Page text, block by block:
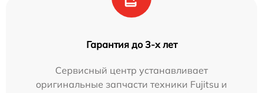
Гарантия до 3-х лет
Сервисный центр устанавливает
оригинальные запчасти техники Fujitsu и